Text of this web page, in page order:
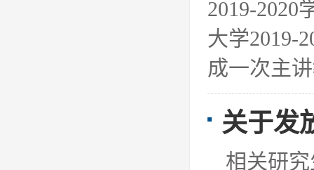
2019-2020
大学2019-
成一次主
关于发
相关研